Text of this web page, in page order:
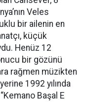
Veles
bir ailenin en
küçük
Henüz 12
bir gözünü
rağmen müzikten
1992 yılında
Başal E